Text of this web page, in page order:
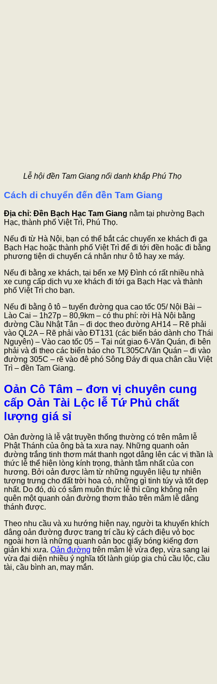
Lễ hội đền Tam Giang nổi danh khắp Phú Thọ
Cách di chuyển đến đền Tam Giang
Địa chỉ: Đền Bạch Hạc Tam Giang nằm tại phường Bạch
Hạc, thành phố Việt Trì, Phú Thọ.
Nếu đi từ Hà Nội, bạn có thể bắt các chuyến xe khách đi ga
Bạch Hạc hoặc thành phố Việt Trì để đi tới đền hoặc đi bằng
phương tiện di chuyển cá nhân như ô tô hay xe máy.
Nếu đi bằng xe khách, tại bến xe Mỹ Đình có rất nhiều nhà
xe cung cấp dịch vụ xe khách đi tới ga Bạch Hạc và thành
phố Việt Trì cho bạn.
Nếu đi bằng ô tô – tuyến đường qua cao tốc 05/ Nội Bài –
Lào Cai – 1h27p – 80,9km – có thu phí: rời Hà Nội bằng
đường Cầu Nhật Tân – đi dọc theo đường AH14 – Rẽ phải
vào QL2A – Rẽ phải vào ĐT131 (các biển báo dành cho Thái
Nguyên) – Vào cao tốc 05 – Tại nút giao 6-Văn Quán, đi bên
phải và đi theo các biển báo cho TL305C/Văn Quán – đi vào
đường 305C – rẽ vào đê phó Sông Đáy đi qua chân cầu Việt
Trì – đền Tam Giang.
Oản Cô Tâm – đơn vị chuyên cung
cấp Oản Tài Lộc lễ Tứ Phủ chất
lượng giá sỉ
Oản đường là lễ vật truyền thống thường có trên mâm lễ
Phật Thánh của ông bà ta xưa nay. Những quanh oản
đường trắng tinh thơm mát thanh ngọt dâng lên các vị thần là
thức lễ thể hiện lòng kính trọng, thành tâm nhất của con
hương. Bởi oản được làm từ những nguyên liệu tự nhiên
tượng trưng cho đất trời hoa cỏ, những gì tinh túy và tốt đẹp
nhất. Do đó, dù có sắm muôn thức lễ thì cũng không nên
quên một quanh oản đường thơm thảo trên mâm lễ dâng
thánh được.
Theo nhu cầu và xu hướng hiện nay, người ta khuyến khích
dâng oản đường được trang trí cầu kỳ cách điệu vỏ bọc
ngoài hơn là những quanh oản bọc giấy bóng kiếng đơn
giản khi xưa. Oản đường trên mâm lễ vừa đẹp, vừa sang lại
vừa đại diện nhiều ý nghĩa tốt lành giúp gia chủ cầu lộc, cầu
tài, cầu bình an, may mắn.